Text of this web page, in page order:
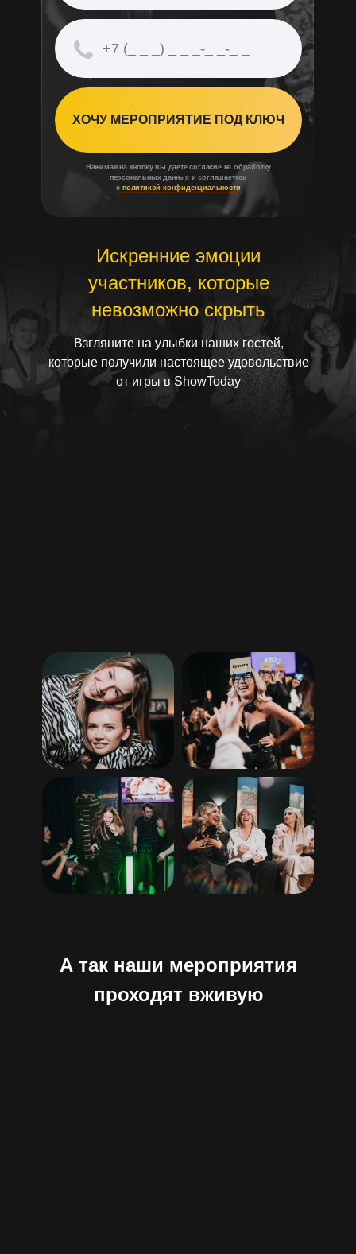
ХОЧУ МЕРОПРИЯТИЕ ПОД КЛЮЧ
Нажимая на кнопку вы даете согласие на обработку
персональных данных и соглашаетесь
сполитикой конфиденциальности
Искренние эмоции
участников, которые
невозможно скрыть
Взгляните на улыбки наших гостей,
которые получили настоящее удовольствие
от игры в ShowToday
А так наши мероприятия
проходят вживую